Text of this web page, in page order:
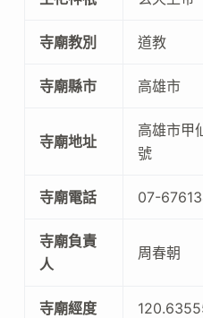
寺廟教別 道教
寺廟縣市 高雄市
寺廟地址
高雄市甲
號
寺廟電話 07-
寺廟負責
人
周春朝
寺廟經度